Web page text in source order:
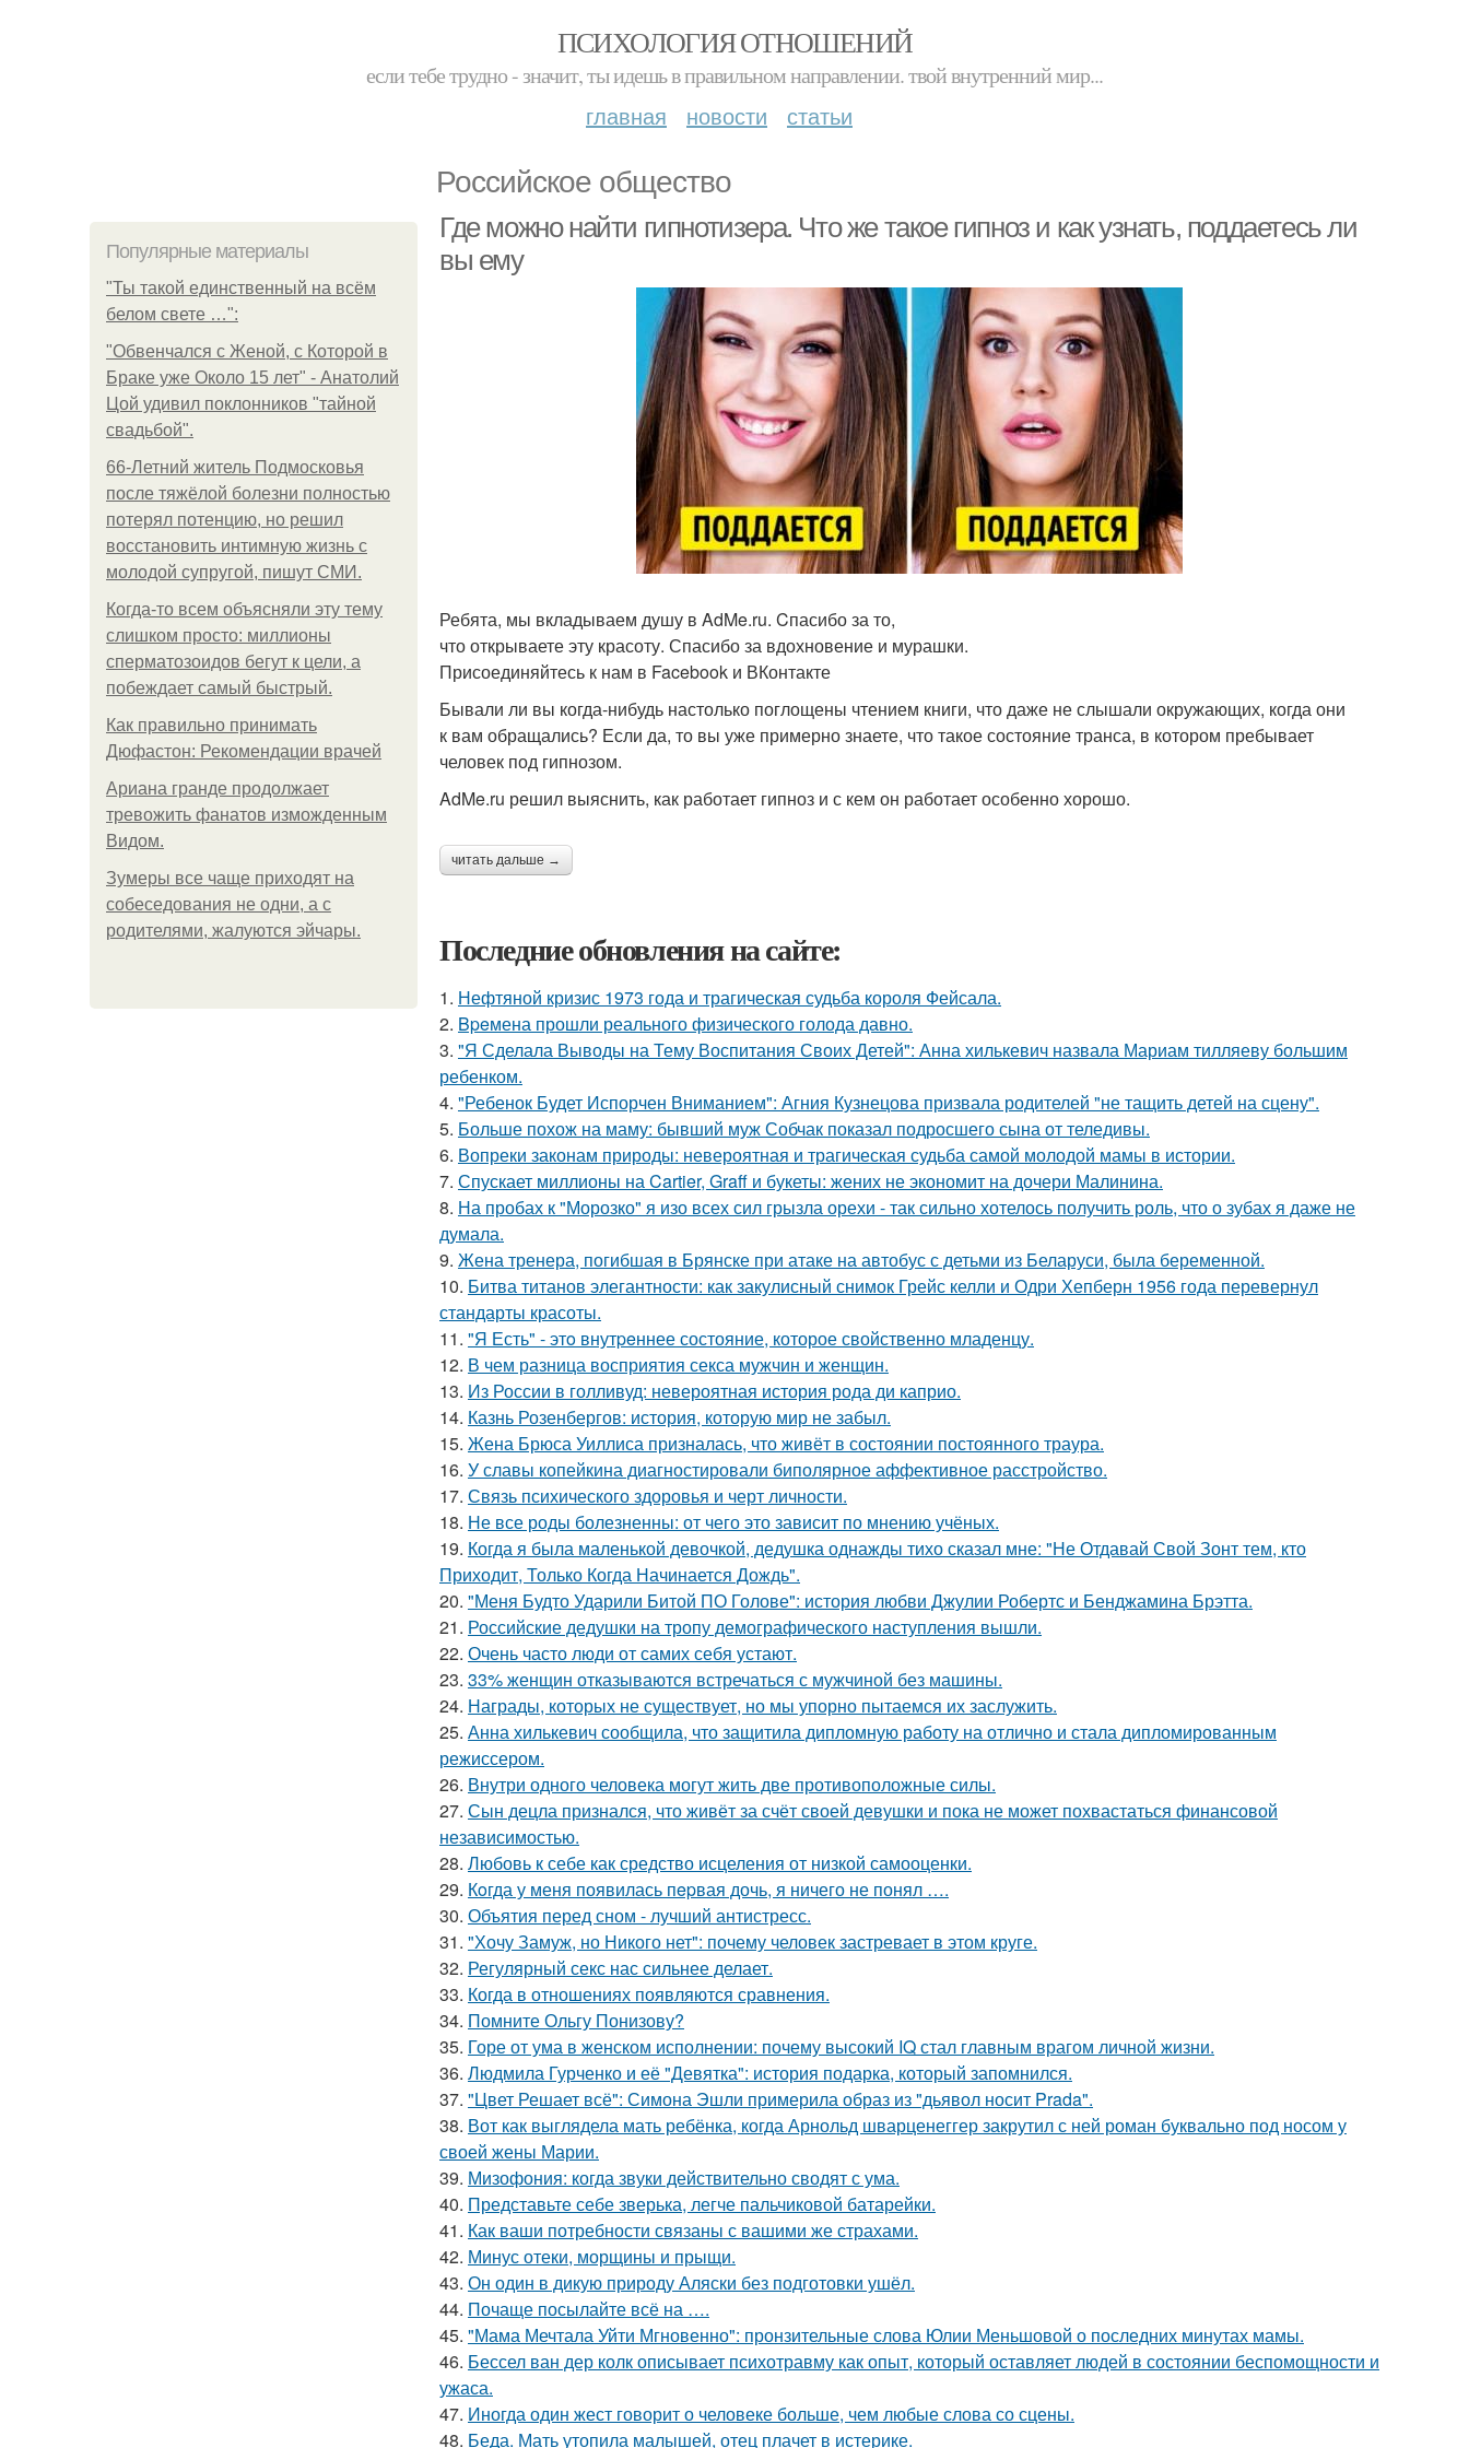
ПСИХОЛОГИЯ ОТНОШЕНИЙ
если тебе трудно - значит, ты идешь в правильном направлении. твой внутренний мир...
главная новости статьи
Российское общество
Популярные материалы
"Ты такой единственный на всём
белом свете …":
"Обвенчался с Женой, с Которой в
Браке уже Около 15 лет" - Анатолий
Цой удивил поклонников "тайной
свадьбой".
66-Летний житель Подмосковья
после тяжёлой болезни полностью
потерял потенцию, но решил
восстановить интимную жизнь с
молодой супругой, пишут СМИ.
Когда-то всем объясняли эту тему
слишком просто: миллионы
сперматозоидов бегут к цели, а
побеждает самый быстрый.
Как правильно принимать
Дюфастон: Рекомендации врачей
Ариана гранде продолжает
тревожить фанатов изможденным
Видом.
Зумеры все чаще приходят на
собеседования не одни, а с
родителями, жалуются эйчары.
Где можно найти гипнотизера. Что же такое гипноз и как узнать, поддаетесь ли
вы ему
Ребята, мы вкладываем душу в AdMe.ru. Cпасибо за то,
что открываете эту красоту. Спасибо за вдохновение и мурашки.
Присоединяйтесь к нам в Facebook и ВКонтакте
Бывали ли вы когда-нибудь настолько поглощены чтением книги, что даже не слышали окружающих, когда они
к вам обращались? Если да, то вы уже примерно знаете, что такое состояние транса, в котором пребывает
человек под гипнозом.
AdMe.ru решил выяснить, как работает гипноз и с кем он работает особенно хорошо.
читать дальше →
Последние обновления на сайте:
1. Нефтяной кризис 1973 года и трагическая судьба короля Фейсала.
2. Bpeмена прошли реального физического голода давно.
3. "Я Сделала Выводы на Тему Воспитания Своих Детей": Анна хилькевич назвала Мариам тилляеву большим
ребенком.
4. "Ребенок Будет Испорчен Вниманием": Агния Кузнецова призвала родителей "не тащить детей на сцену".
5. Больше похож на маму: бывший муж Собчак показал подросшего сына от теледивы.
6. Вопреки законам природы: невероятная и трагическая судьба самой молодой мамы в истории.
7. Спускает миллионы на Cartier, Graff и букеты: жених не экономит на дочери Малинина.
8. На пробах к "Морозко" я изо всех сил грызла орехи - так сильно хотелось получить роль, что о зубах я даже не
думала.
9. Жена тренера, погибшая в Брянске при атаке на автобус с детьми из Беларуси, была беременной.
10. Битва титанов элегантности: как закулисный снимок Грейс келли и Одри Хепберн 1956 года перевернул
стандарты красоты.
11. "Я Есть" - этo внутpeннее состояние, которое свойственно младенцу.
12. В чем разница восприятия секса мужчин и женщин.
13. Из России в голливуд: невероятная история рода ди каприо.
14. Казнь Розенбергов: история, которую мир не забыл.
15. Жена Брюса Уиллиса призналась, что живёт в состоянии постоянного траура.
16. У славы копейкина диагностировали биполярное аффективное расстройство.
17. Связь психического здоровья и черт личности.
18. Не все роды болезненны: от чего это зависит по мнению учёных.
19. Когда я была маленькой девочкой, дедушка однажды тихо сказал мне: "Не Отдавай Свой Зонт тем, кто
Приходит, Только Когда Начинается Дождь".
20. "Меня Будто Ударили Битой ПО Голове": история любви Джулии Робертс и Бенджамина Брэтта.
21. Российские дедушки на тропу демографического наступления вышли.
22. Очень часто люди от самих себя устают.
23. 33% женщин отказываются встречаться с мужчиной без машины.
24. Награды, которых не существует, но мы упорно пытаемся их заслужить.
25. Анна хилькевич сообщила, что защитила дипломную работу на отлично и стала дипломированным
режиссером.
26. Внутри одного человека могут жить две противоположные силы.
27. Сын децла признался, что живёт за счёт своей девушки и пока не может похвастаться финансовой
независимостью.
28. Любовь к себе как средство исцеления от низкой самооценки.
29. Кoгда у меня появилась пepвая дочь, я ничего не понял ….
30. Объятия перед сном - лучший антистресс.
31. "Хочу Замуж, но Никого нет": почему человек застревает в этом круге.
32. Регулярный секс нас сильнее делает.
33. Когда в отношениях появляются сравнения.
34. Помните Ольгу Понизову?
35. Горе от ума в женском исполнении: почему высокий IQ стал главным врагом личной жизни.
36. Людмила Гурченко и её "Девятка": история подарка, который запомнился.
37. "Цвет Решает всё": Симона Эшли примерила образ из "дьявол носит Prada".
38. Вот как выглядела мать ребёнка, когда Арнольд шварценеггер закрутил с ней роман буквально под носом у
своей жены Марии.
39. Мизофония: когда звуки действительно сводят с ума.
40. Представьте себе зверька, легче пальчиковой батарейки.
41. Как ваши потребности связаны с вашими же страхами.
42. Минус отеки, морщины и прыщи.
43. Он один в дикую природу Аляски без подготовки ушёл.
44. Почаще посылайте всё на ….
45. "Мама Мечтала Уйти Мгновенно": пронзительные слова Юлии Меньшовой о последних минутах мамы.
46. Бессел ван дер колк описывает психотравму как опыт, который оставляет людей в состоянии беспомощности и
ужаса.
47. Иногда один жест говорит о человеке больше, чем любые слова со сцены.
48. Беда. Мать утопила малышей, отец плачет в истерике.